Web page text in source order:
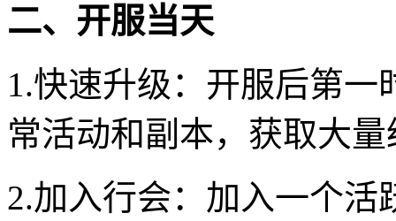
二、开服当天
1.快速升级：开服后第
常活动和副本，获取大
2.加入行会：加入一个